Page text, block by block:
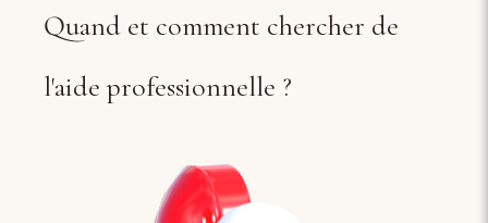
Quand et comment chercher de
l'aide professionnelle ?